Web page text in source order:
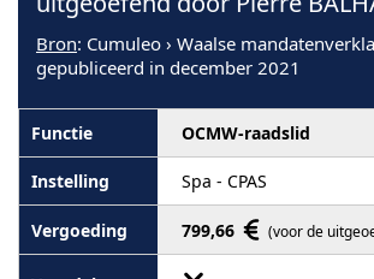
Bron: Cumuleo › Waalse
gepubliceerd in december 2021
OCMW-raadslid
Spa - CPAS
799,66 (voor de